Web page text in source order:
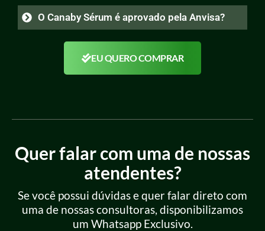
O Canaby Sérum é aprovado pela Anvisa?
EU QUERO COMPRAR
Quer falar com uma de nossas
atendentes?
Se você possui dúvidas e quer falar direto com
uma de nossas consultoras, disponibilizamos
um Whatsapp Exclusivo.